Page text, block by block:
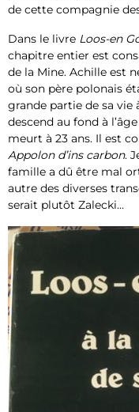
de cette compagnie
Dans le livre Loos-en
chapitre entier est
de la Mine. Achille est
où son père polonais
grande partie de sa vie
descend au fond à
meurt à 23 ans. Il est
Appolon d’ins carbon.
famille a dû être mal
autre des diverses
serait plutôt Zalecki…